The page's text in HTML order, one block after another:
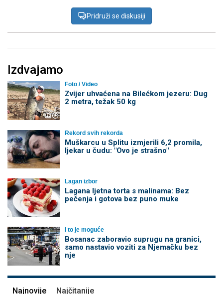
Pridruži se diskusiji
Izdvajamo
Foto / Video
Zvijer uhvaćena na Bilećkom jezeru: Dug
2 metra, težak 50 kg
Rekord svih rekorda
Muškarcu u Splitu izmjerili 6,2 promila,
ljekar u čudu: "Ovo je strašno"
Lagan izbor
Lagana ljetna torta s malinama: Bez
pečenja i gotova bez puno muke
I to je moguće
Bosanac zaboravio suprugu na granici,
samo nastavio voziti za Njemačku bez
nje
Najnovije Najčitanije